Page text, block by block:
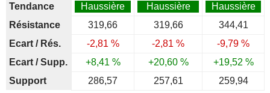
Tendance
Haussière Haussière
Haussière
Résistance
319,66 319,66
344,41
Ecart / Rés.
-2,81 % -2,81 %
-9,79 %
Ecart / Supp.
+8,41 % +20,60 %
+19,52 %
Support
286,57 257,61 259,94